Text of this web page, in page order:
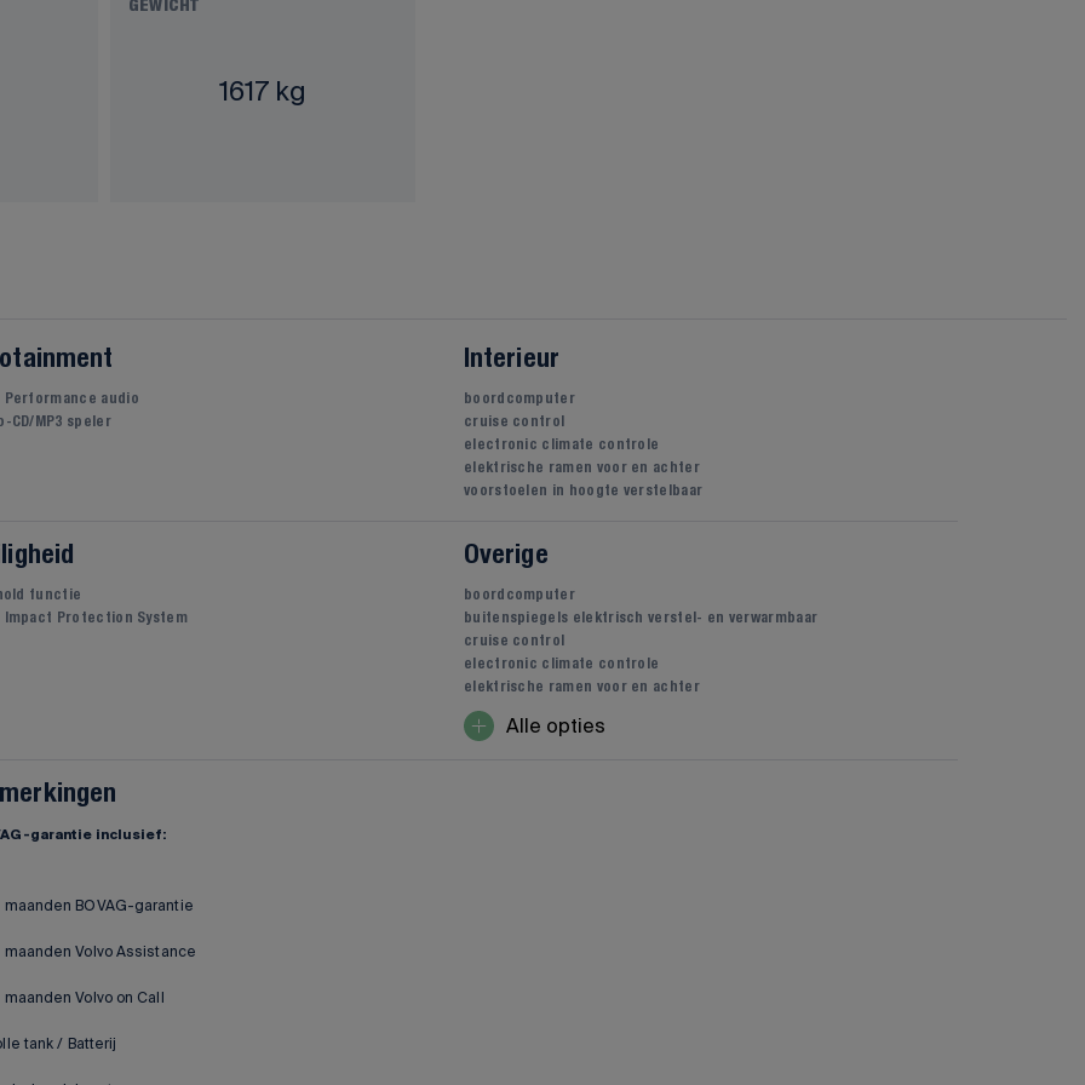
GEWICHT
1617 kg
Performance audio
CD/MP3 speler
Interieur
boordcomputer
cruise control
electronic climate controle
elektrische ramen voor en achter
voorstoelen in hoogte verstelbaar
functie
Impact Protection System
Overige
boordcomputer
buitenspiegels elektrisch verstel- en verwarmbaar
cruise control
electronic climate controle
elektrische ramen voor en achter
Alle opties
garantie inclusief:
maanden BOVAG-garantie
maanden Volvo Assistance
maanden Volvo on Call
tank / Batterij